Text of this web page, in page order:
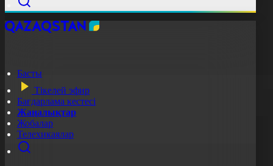
Басты
Тікелей эфир
Бағдарлама кестесі
Жаңалықтар
Жобалар
Телехикаялар